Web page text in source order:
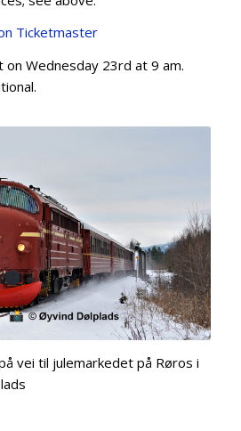
Ticketmaster
Wednesday 23rd at 9 am.
vei til julemarkedet på Røros i